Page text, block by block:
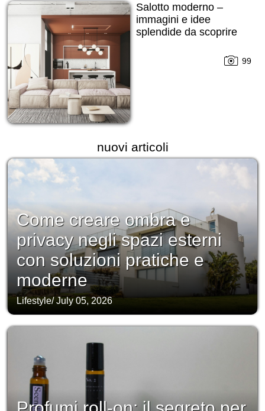
Salotto moderno –
immagini e idee
splendide da scoprire
99
nuovi articoli
Come creare ombra e
privacy negli spazi esterni
con soluzioni pratiche e
moderne
Lifestyle/July 05, 2026